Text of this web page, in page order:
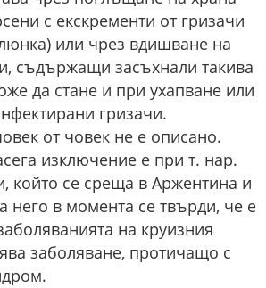
с екскременти от гризачи
или чрез вдишване на
съдържащи засъхнали такива
да стане и при ухапване или
гризачи.
от човек не е описано.
изключение е при т. нар.
който се среща в Аржентина и
него в момента се твърди, че е
на круизния
заболяване, протичащо с